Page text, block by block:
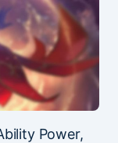
Power,